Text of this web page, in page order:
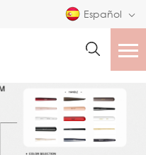
Español